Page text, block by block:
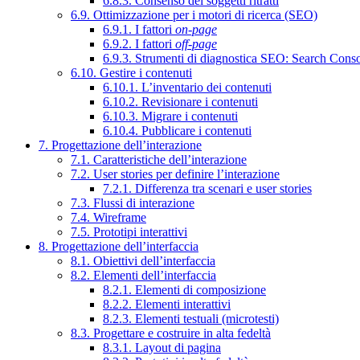
6.9. Ottimizzazione per i motori di ricerca (SEO)
6.9.1. I fattori on-page
6.9.2. I fattori off-page
6.9.3. Strumenti di diagnostica SEO: Search
6.10. Gestire i contenuti
6.10.1. L’inventario dei contenuti
6.10.2. Revisionare i contenuti
6.10.3. Migrare i contenuti
6.10.4. Pubblicare i contenuti
7. Progettazione dell’interazione
7.1. Caratteristiche dell’interazione
7.2. User stories per definire l’interazione
7.2.1. Differenza tra scenari e user stories
7.3. Flussi di interazione
7.4. Wireframe
7.5. Prototipi interattivi
8. Progettazione dell’interfaccia
8.1. Obiettivi dell’interfaccia
8.2. Elementi dell’interfaccia
8.2.1. Elementi di composizione
8.2.2. Elementi interattivi
8.2.3. Elementi testuali (microtesti)
8.3. Progettare e costruire in alta fedeltà
8.3.1. Layout di pagina